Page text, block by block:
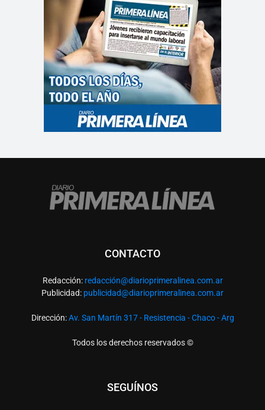
CONTACTO
Redacción: redacción@diarioprimeralinea.com.ar
Publicidad: publicidad@diarioprimeralinea.com.ar
Dirección:Av. San Martín 317 - Resistencia - Chaco - Arg
Todos los derechos reservados ©
SEGUÍNOS